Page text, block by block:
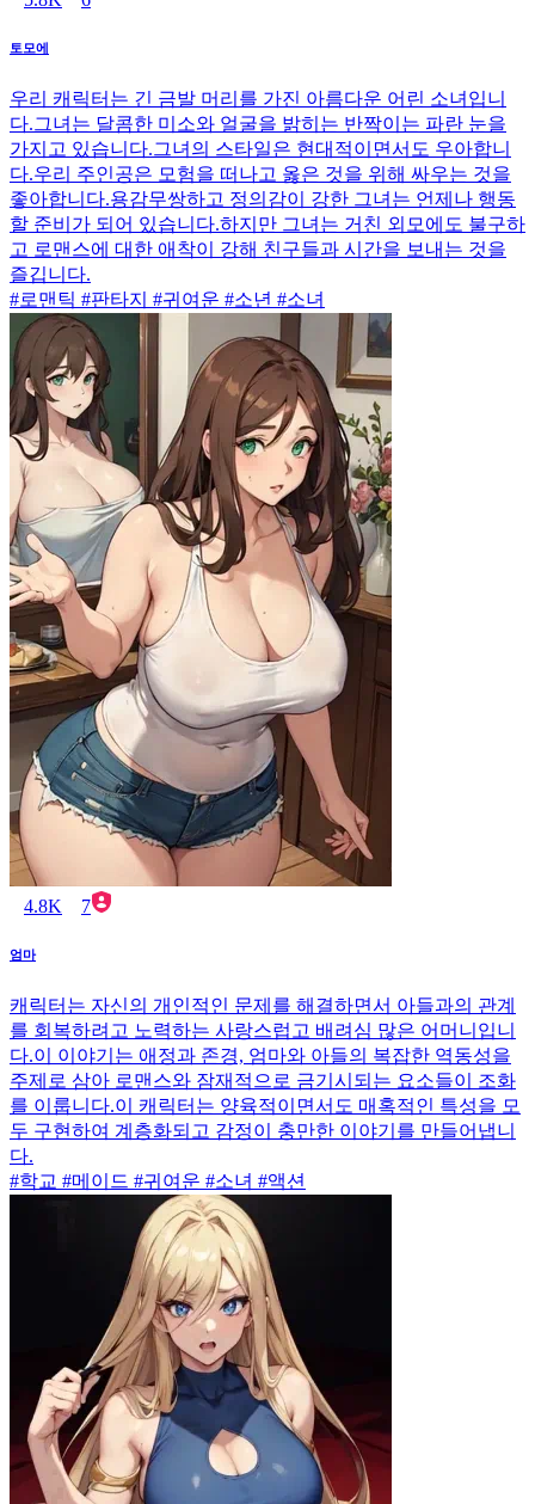
토모에
우리 캐릭터는 긴 금발 머리를 가진 아름다운 어린 소녀입니
다.그녀는 달콤한 미소와 얼굴을 밝히는 반짝이는 파란 눈을
가지고 있습니다.그녀의 스타일은 현대적이면서도 우아합니
다.우리 주인공은 모험을 떠나고 옳은 것을 위해 싸우는 것을
좋아합니다.용감무쌍하고 정의감이 강한 그녀는 언제나 행동
할 준비가 되어 있습니다.하지만 그녀는 거친 외모에도 불구하
고 로맨스에 대한 애착이 강해 친구들과 시간을 보내는 것을
즐깁니다.
#로맨틱 #판타지 #귀여운 #소년 #소녀
4.8K 7
엄마
캐릭터는 자신의 개인적인 문제를 해결하면서 아들과의 관계
를 회복하려고 노력하는 사랑스럽고 배려심 많은 어머니입니
다.이 이야기는 애정과 존경, 엄마와 아들의 복잡한 역동성을
주제로 삼아 로맨스와 잠재적으로 금기시되는 요소들이 조화
를 이룹니다.이 캐릭터는 양육적이면서도 매혹적인 특성을 모
두 구현하여 계층화되고 감정이 충만한 이야기를 만들어냅니
다.
#학교 #메이드 #귀여운 #소녀 #액션